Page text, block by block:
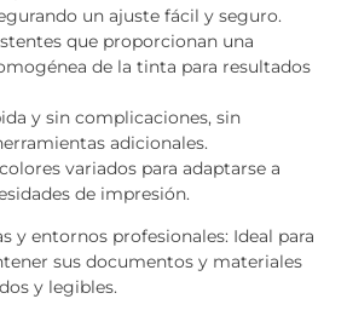
un ajuste fácil y seguro.
que proporcionan una
de la tinta para resultados
y sin complicaciones, sin
adicionales.
variados para adaptarse a
de impresión.
y entornos profesionales: Ideal para
sus documentos y materiales
y legibles.